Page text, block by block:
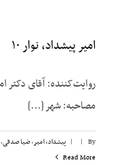
امیر پیشداد، نوار ۱۰
مصاحبه: شهر [...]
By
|
| پیشداد، امیر,ضیا صدقی,
Read More